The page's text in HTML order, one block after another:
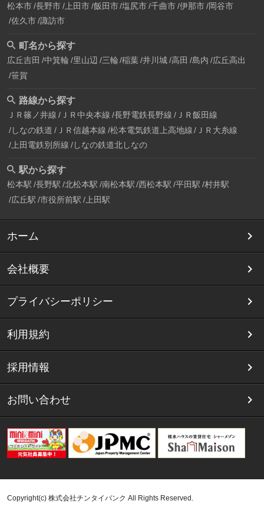
松本市 長野市 上田市 飯田市 塩尻市 千曲市 伊那市 岡谷市
佐久市 諏訪市
町名から探す
広丘吉田 中箕輪 里山辺 三輪 稲葉 井川城 高田 島内 広丘高出
笹賀
路線から探す
ＪＲ篠ノ井線 ＪＲ中央本線 長野電鉄長野線 ＪＲ飯田線
しなの鉄道 ＪＲ信越本線 松本電気鉄道上高地線
ＪＲ大糸線
上田電鉄別所線 しなの鉄道北しなの
駅から探す
松本駅 長野駅 北松本駅 南松本駅 西松本駅 平田駅 村井駅
広丘駅 市役所前駅 上田駅
ホーム
会社概要
プライバシーポリシー
利用規約
採用情報
お問い合わせ
Copyright(c) 株式会社チンタイバンク All Rights Reserved.